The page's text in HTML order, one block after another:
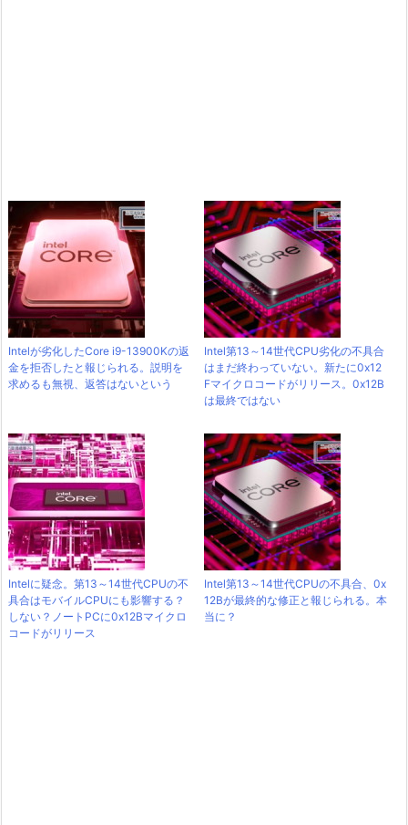
Intelが劣化したCore i9-13900Kの返
金を拒否したと報じられる。説明を
求めるも無視、返答はないという
Intel第13～14世代CPU劣化の不具合
はまだ終わっていない。新たに0x12
Fマイクロコードがリリース。0x12B
は最終ではない
Intelに疑念。第13～14世代CPUの不
具合はモバイルCPUにも影響する？
しない？ノートPCに0x12Bマイクロ
コードがリリース
Intel第13～14世代CPUの不具合、0x
12Bが最終的な修正と報じられる。本
当に？